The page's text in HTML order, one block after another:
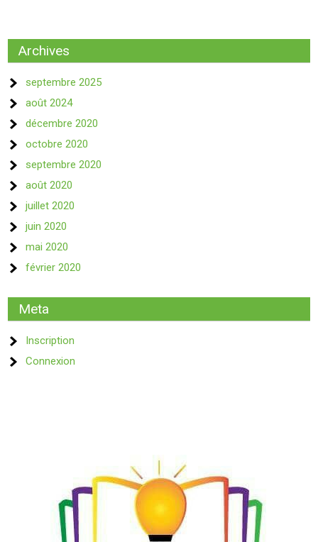
Archives
septembre 2025
août 2024
décembre 2020
octobre 2020
septembre 2020
août 2020
juillet 2020
juin 2020
mai 2020
février 2020
Meta
Inscription
Connexion